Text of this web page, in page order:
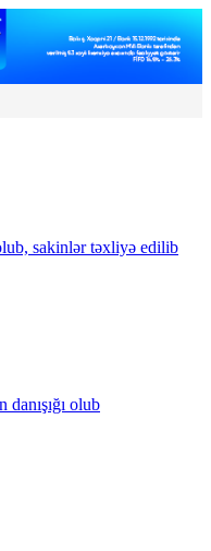
sakinlər təxliyə edilib
olub